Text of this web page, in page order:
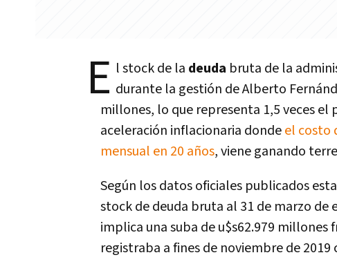
E l stock de la deuda bruta de la
durante la gestión de Alberto
millones, lo que representa 1,5 veces el
aceleración inflacionaria dondeel costo
mensual en 20 años, viene ganando
Según los datos oficiales publicados
stock de deuda bruta al 31 de marzo de
implica una suba de u$s62.979
registraba a fines de noviembre de 2019